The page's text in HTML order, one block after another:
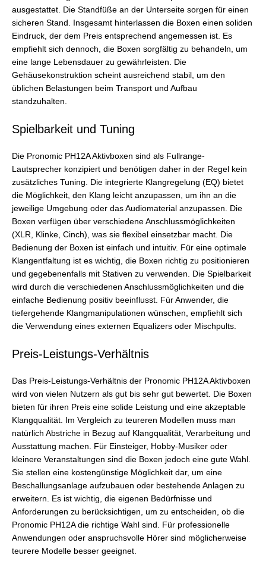
ausgestattet. Die Standfüße an der Unterseite sorgen für einen
sicheren Stand. Insgesamt hinterlassen die Boxen einen soliden
Eindruck, der dem Preis entsprechend angemessen ist. Es
empfiehlt sich dennoch, die Boxen sorgfältig zu behandeln, um
eine lange Lebensdauer zu gewährleisten. Die
Gehäusekonstruktion scheint ausreichend stabil, um den
üblichen Belastungen beim Transport und Aufbau
standzuhalten.
Spielbarkeit und Tuning
Die Pronomic PH12A Aktivboxen sind als Fullrange-
Lautsprecher konzipiert und benötigen daher in der Regel kein
zusätzliches Tuning. Die integrierte Klangregelung (EQ) bietet
die Möglichkeit, den Klang leicht anzupassen, um ihn an die
jeweilige Umgebung oder das Audiomaterial anzupassen. Die
Boxen verfügen über verschiedene Anschlussmöglichkeiten
(XLR, Klinke, Cinch), was sie flexibel einsetzbar macht. Die
Bedienung der Boxen ist einfach und intuitiv. Für eine optimale
Klangentfaltung ist es wichtig, die Boxen richtig zu positionieren
und gegebenenfalls mit Stativen zu verwenden. Die Spielbarkeit
wird durch die verschiedenen Anschlussmöglichkeiten und die
einfache Bedienung positiv beeinflusst. Für Anwender, die
tiefergehende Klangmanipulationen wünschen, empfiehlt sich
die Verwendung eines externen Equalizers oder Mischpults.
Preis-Leistungs-Verhältnis
Das Preis-Leistungs-Verhältnis der Pronomic PH12A Aktivboxen
wird von vielen Nutzern als gut bis sehr gut bewertet. Die Boxen
bieten für ihren Preis eine solide Leistung und eine akzeptable
Klangqualität. Im Vergleich zu teureren Modellen muss man
natürlich Abstriche in Bezug auf Klangqualität, Verarbeitung und
Ausstattung machen. Für Einsteiger, Hobby-Musiker oder
kleinere Veranstaltungen sind die Boxen jedoch eine gute Wahl.
Sie stellen eine kostengünstige Möglichkeit dar, um eine
Beschallungsanlage aufzubauen oder bestehende Anlagen zu
erweitern. Es ist wichtig, die eigenen Bedürfnisse und
Anforderungen zu berücksichtigen, um zu entscheiden, ob die
Pronomic PH12A die richtige Wahl sind. Für professionelle
Anwendungen oder anspruchsvolle Hörer sind möglicherweise
teurere Modelle besser geeignet.